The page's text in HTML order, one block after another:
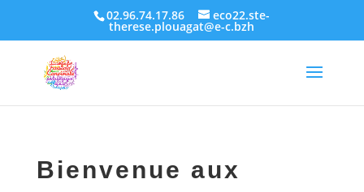
02.96.74.17.86 eco22.ste-
therese.plouagat@e-c.bzh
Bienvenue aux